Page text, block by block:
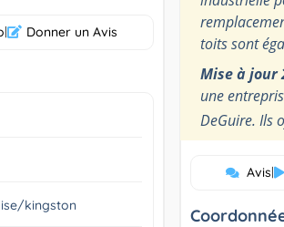
| Donner un Avis
kingston
toits sont
Mise à jour
une
DeGuire. Ils
Avis|